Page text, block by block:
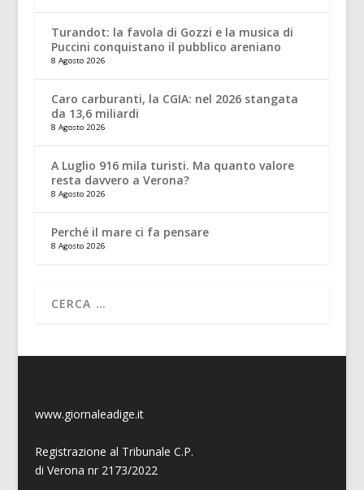
Turandot: la favola di Gozzi e la musica di
Puccini conquistano il pubblico areniano
8 Agosto 2026
Caro carburanti, la CGIA: nel 2026 stangata
da 13,6 miliardi
8 Agosto 2026
A Luglio 916 mila turisti. Ma quanto valore
resta davvero a Verona?
8 Agosto 2026
Perché il mare ci fa pensare
8 Agosto 2026
www.giornaleadige.it
Registrazione al Tribunale C.P.
di Verona nr 2173/2022